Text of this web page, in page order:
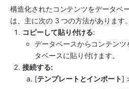
構造化されたコンテンツをデータベ
は、主に次の 3 つの方法があります。
コピーして貼り付ける:
データベースからコンテン
タベースに貼り付けます。
接続する:
[テンプレートとインポート]